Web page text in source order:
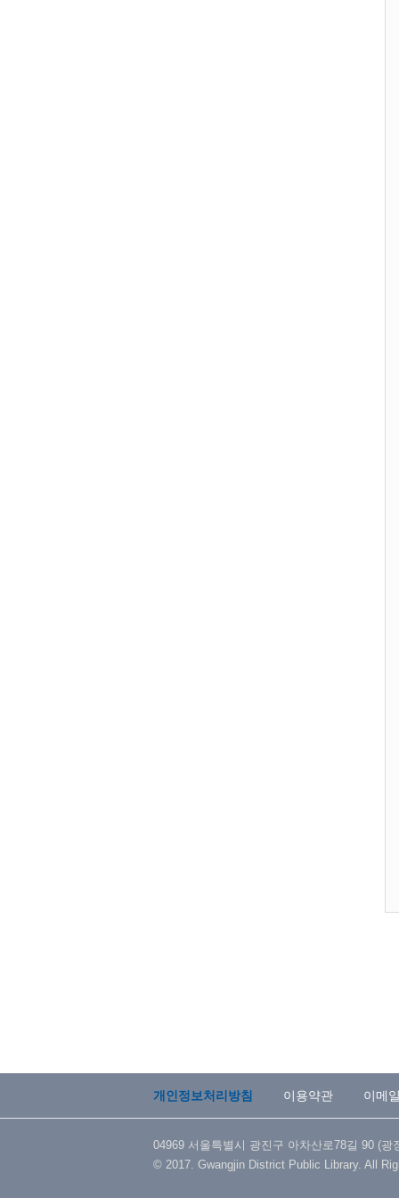
개인정보처리방침 이용약관 이메
04969 서울특별시 광진구 아차산로78길 90
© 2017. Gwangjin District Public Library. All